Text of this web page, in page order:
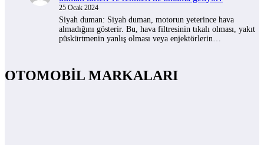
25 Ocak 2024
Siyah duman: Siyah duman, motorun yeterince hava
almadığını gösterir. Bu, hava filtresinin tıkalı olması, yakıt
püskürtmenin yanlış olması veya enjektörlerin…
OTOMOBİL MARKALARI